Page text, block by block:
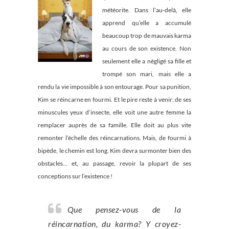
météorite. Dans l’au-delà, elle
apprend qu’elle a accumulé
beaucoup trop de mauvais karma
au cours de son existence. Non
seulement elle a négligé sa fille et
trompé son mari, mais elle a
rendu la vie impossible à son entourage. Pour sa punition,
Kim se réincarne en fourmi. Et le pire reste à venir: de ses
minuscules yeux d’insecte, elle voit une autre femme la
remplacer auprès de sa famille. Elle doit au plus vite
remonter l’échelle des réincarnations. Mais, de fourmi à
bipède, le chemin est long. Kim devra surmonter bien des
obstacles… et, au passage, revoir la plupart de ses
conceptions sur l’existence !
Que pensez-vous de la
réincarnation, du karma? Y croyez-